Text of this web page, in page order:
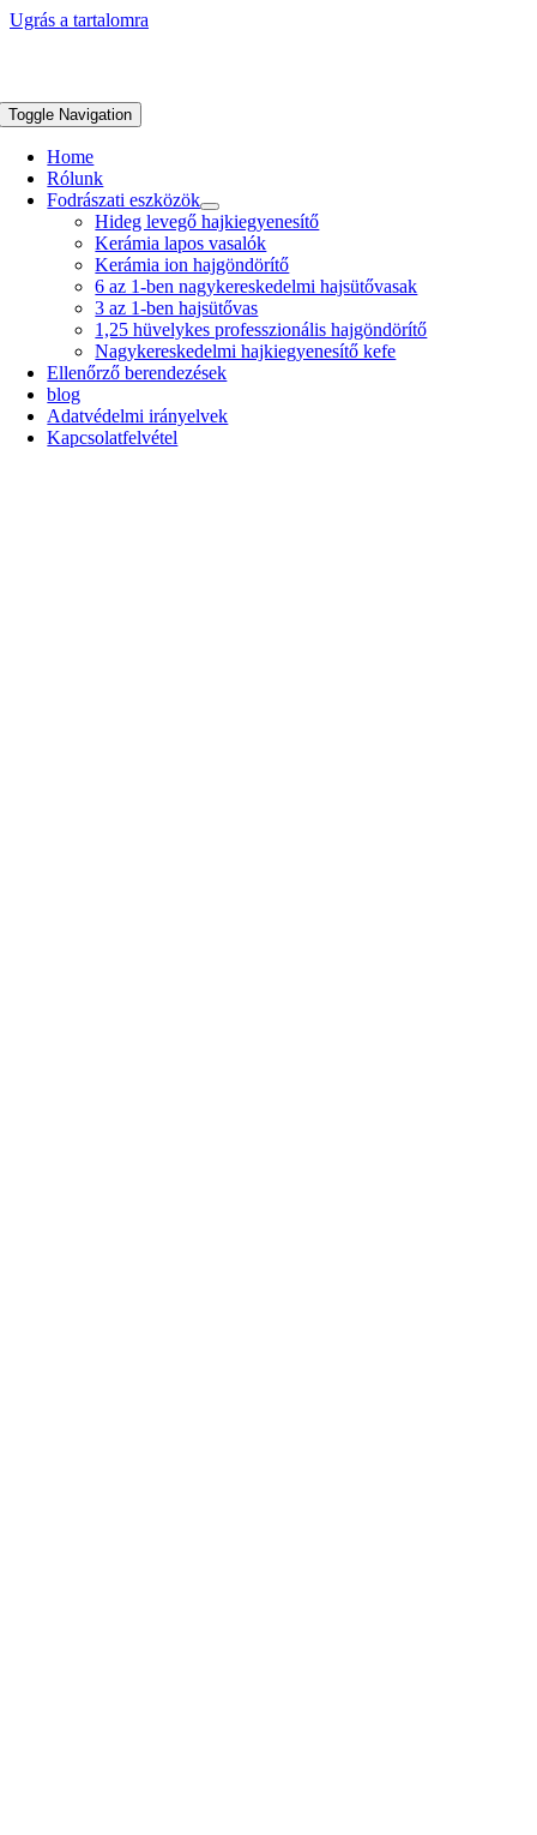
Ugrás a tartalomra
Toggle Navigation
Home
Rólunk
Fodrászati eszközök
Hideg levegő hajkiegyenesítő
Kerámia lapos vasalók
Kerámia ion hajgöndörítő
6 az 1-ben nagykereskedelmi hajsütővasak
3 az 1-ben hajsütővas
1,25 hüvelykes professzionális hajgöndörítő
Nagykereskedelmi hajkiegyenesítő kefe
Ellenőrző berendezések
blog
Adatvédelmi irányelvek
Kapcsolatfelvétel